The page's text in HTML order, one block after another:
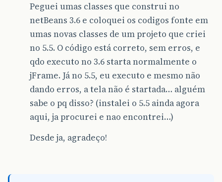
Peguei umas classes que construi no
netBeans 3.6 e coloquei os codigos fonte em
umas novas classes de um projeto que criei
no 5.5. O código está correto, sem erros, e
qdo executo no 3.6 starta normalmente o
jFrame. Já no 5.5, eu executo e mesmo não
dando erros, a tela não é startada… alguém
sabe o pq disso? (instalei o 5.5 ainda agora
aqui, ja procurei e nao encontrei…)
Desde ja, agradeço!